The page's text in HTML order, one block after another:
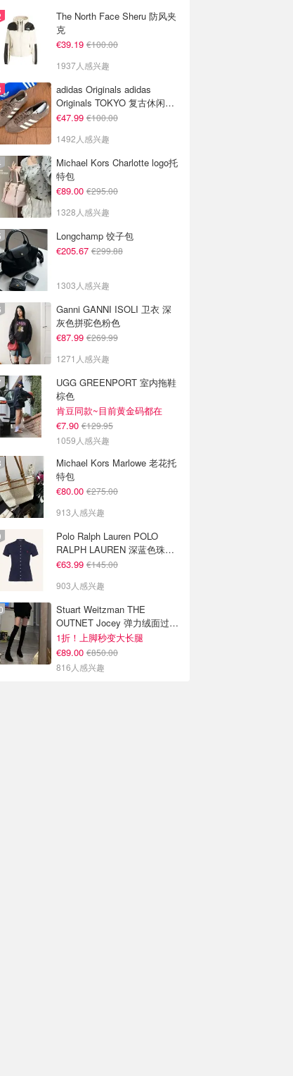
The North Face Sheru 防风夹
克
€39.19 €100.00
1937人感兴趣
adidas Originals adidas
Originals TOKYO 复古休闲鞋
深棕色
€47.99 €100.00
1492人感兴趣
Michael Kors Charlotte logo托
特包
€89.00 €295.00
1328人感兴趣
Longchamp 饺子包
€205.67 €299.88
1303人感兴趣
Ganni GANNI ISOLI 卫衣 深
灰色拼驼色粉色
€87.99 €269.99
1271人感兴趣
UGG GREENPORT 室内拖鞋
棕色
肯豆同款~目前黄金码都在
€7.90 €129.95
1059人感兴趣
Michael Kors Marlowe 老花托
特包
€80.00 €275.00
913人感兴趣
Polo Ralph Lauren POLO
RALPH LAUREN 深蓝色珠地
布 Polo衫
€63.99 €145.00
903人感兴趣
Stuart Weitzman THE
OUTNET Jocey 弹力绒面过膝
靴
1折！上脚秒变大长腿
€89.00 €850.00
816人感兴趣